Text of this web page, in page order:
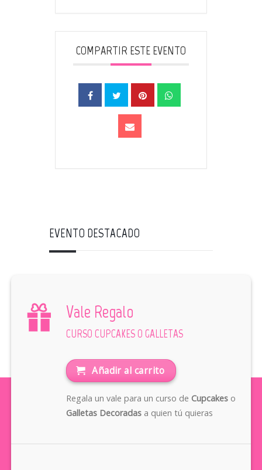
COMPARTIR ESTE EVENTO
EVENTO DESTACADO
Vale Regalo
CURSO CUPCAKES O GALLETAS
Añadir al carrito
Regala un vale para un curso de Cupcakeso
Galletas Decoradasa quien tú quieras